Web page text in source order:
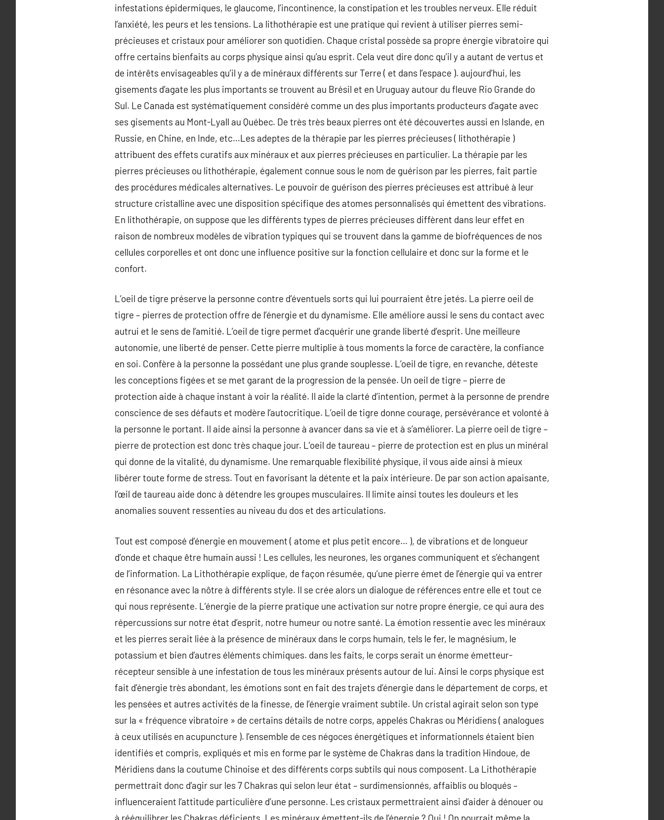
infestations épidermiques, le glaucome, l’incontinence, la constipation et les troubles nerveux. Elle réduit
l’anxiété, les peurs et les tensions. La lithothérapie est une pratique qui revient à utiliser pierres semi-
précieuses et cristaux pour améliorer son quotidien. Chaque cristal possède sa propre énergie vibratoire qui
offre certains bienfaits au corps physique ainsi qu’au esprit. Cela veut dire donc qu’il y a autant de vertus et
de intérêts envisageables qu’il y a de minéraux différents sur Terre ( et dans l’espace ). aujourd’hui, les
gisements d’agate les plus importants se trouvent au Brésil et en Uruguay autour du fleuve Rio Grande do
Sul. Le Canada est systématiquement considéré comme un des plus importants producteurs d’agate avec
ses gisements au Mont-Lyall au Québec. De très très beaux pierres ont été découvertes aussi en Islande, en
Russie, en Chine, en Inde, etc…Les adeptes de la thérapie par les pierres précieuses ( lithothérapie )
attribuent des effets curatifs aux minéraux et aux pierres précieuses en particulier. La thérapie par les
pierres précieuses ou lithothérapie, également connue sous le nom de guérison par les pierres, fait partie
des procédures médicales alternatives. Le pouvoir de guérison des pierres précieuses est attribué à leur
structure cristalline avec une disposition spécifique des atomes personnalisés qui émettent des vibrations.
En lithothérapie, on suppose que les différents types de pierres précieuses diffèrent dans leur effet en
raison de nombreux modèles de vibration typiques qui se trouvent dans la gamme de biofréquences de nos
cellules corporelles et ont donc une influence positive sur la fonction cellulaire et donc sur la forme et le
confort.
L’oeil de tigre préserve la personne contre d’éventuels sorts qui lui pourraient être jetés. La pierre oeil de
tigre – pierres de protection offre de l’énergie et du dynamisme. Elle améliore aussi le sens du contact avec
autrui et le sens de l’amitié. L’oeil de tigre permet d’acquérir une grande liberté d’esprit. Une meilleure
autonomie, une liberté de penser. Cette pierre multiplie à tous moments la force de caractère, la confiance
en soi. Confère à la personne la possédant une plus grande souplesse. L’oeil de tigre, en revanche, déteste
les conceptions figées et se met garant de la progression de la pensée. Un oeil de tigre – pierre de
protection aide à chaque instant à voir la réalité. Il aide la clarté d’intention, permet à la personne de prendre
conscience de ses défauts et modère l’autocritique. L’oeil de tigre donne courage, persévérance et volonté à
la personne le portant. Il aide ainsi la personne à avancer dans sa vie et à s’améliorer. La pierre oeil de tigre –
pierre de protection est donc très chaque jour. L’oeil de taureau – pierre de protection est en plus un minéral
qui donne de la vitalité, du dynamisme. Une remarquable flexibilité physique, il vous aide ainsi à mieux
libérer toute forme de stress. Tout en favorisant la détente et la paix intérieure. De par son action apaisante,
l’œil de taureau aide donc à détendre les groupes musculaires. Il limite ainsi toutes les douleurs et les
anomalies souvent ressenties au niveau du dos et des articulations.
Tout est composé d’énergie en mouvement ( atome et plus petit encore… ), de vibrations et de longueur
d’onde et chaque être humain aussi ! Les cellules, les neurones, les organes communiquent et s’échangent
de l’information. La Lithothérapie explique, de façon résumée, qu’une pierre émet de l’énergie qui va entrer
en résonance avec la nôtre à différents style. Il se crée alors un dialogue de références entre elle et tout ce
qui nous représente. L’énergie de la pierre pratique une activation sur notre propre énergie, ce qui aura des
répercussions sur notre état d’esprit, notre humeur ou notre santé. La émotion ressentie avec les minéraux
et les pierres serait liée à la présence de minéraux dans le corps humain, tels le fer, le magnésium, le
potassium et bien d’autres éléments chimiques. dans les faits, le corps serait un énorme émetteur-
récepteur sensible à une infestation de tous les minéraux présents autour de lui. Ainsi le corps physique est
fait d’énergie très abondant, les émotions sont en fait des trajets d’énergie dans le département de corps, et
les pensées et autres activités de la finesse, de l’énergie vraiment subtile. Un cristal agirait selon son type
sur la « fréquence vibratoire » de certains détails de notre corps, appelés Chakras ou Méridiens ( analogues
à ceux utilisés en acupuncture ). l’ensemble de ces négoces énergétiques et informationnels étaient bien
identifiés et compris, expliqués et mis en forme par le système de Chakras dans la tradition Hindoue, de
Méridiens dans la coutume Chinoise et des différents corps subtils qui nous composent. La Lithothérapie
permettrait donc d’agir sur les 7 Chakras qui selon leur état – surdimensionnés, affaiblis ou bloqués –
influenceraient l’attitude particulière d’une personne. Les cristaux permettraient ainsi d’aider à dénouer ou
à rééquilibrer les Chakras déficients. Les minéraux émettent-ils de l’énergie ? Oui ! On pourrait même la